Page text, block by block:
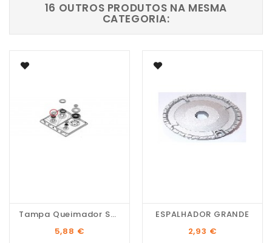
16 OUTROS PRODUTOS NA MESMA
CATEGORIA:
Tampa Queimador Semi...
Preço
5,88 €
ESPALHADOR GRANDE
Preço
2,93 €